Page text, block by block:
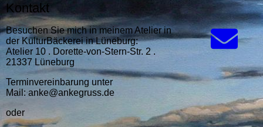
Kontakt
Besuchen Sie mich in meinem Atelier in
der KulturBäckerei in Lüneburg:
Atelier 10 . Dorette-von-Stern-Str. 2 .
21337 Lüneburg
Terminvereinbarung unter
Mail: anke@ankegruss.de
oder